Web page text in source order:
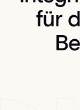
für